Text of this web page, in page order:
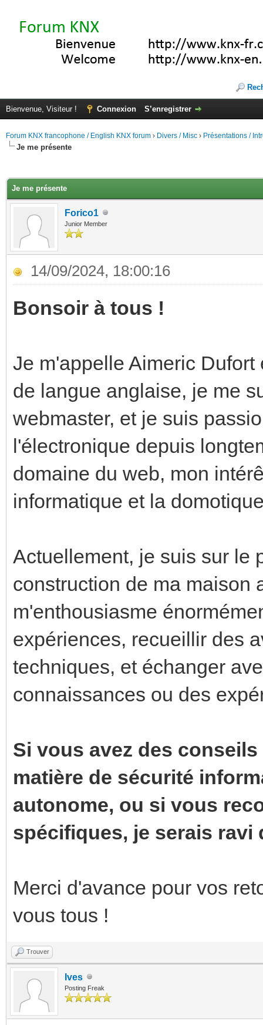
Bienvenue, Visiteur ! Connexion S’enregistrer
Forum KNX francophone / English KNX forum › Divers / Misc › Présentations /
Je me présente
Je me présente
Forico1
Junior Member
14/09/2024, 18:00:16
Bonsoir à tous !
Je m'appelle Aimeric
de langue anglaise, je me
webmaster, et je suis
l'électronique depuis
domaine du web, mon
informatique et la
Actuellement, je suis sur le
construction de ma maison
m'enthousiasme
expériences, recueillir des
techniques, et échanger
connaissances ou des
Si vous avez des
matière de sécurité
autonome, ou si vous
spécifiques, je serais ravi
Merci d'avance pour vos
vous tous !
Trouver
Ives
Posting Freak